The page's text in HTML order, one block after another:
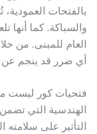
العمودية، تُستخدم
كما أنها تلعب
للمبنى. من خلال
قد ينجم عن توصيل
كور ليست مجرد
التي تضمن
على سلامته